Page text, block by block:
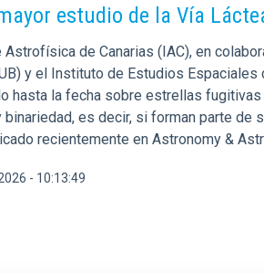
estudio de la Vía
de Canarias (IAC), en
y el Instituto de Estudios Espaciales
hasta la fecha sobre estrellas
es decir, si forman parte
recientemente en Astronomy &
- 10:13:49